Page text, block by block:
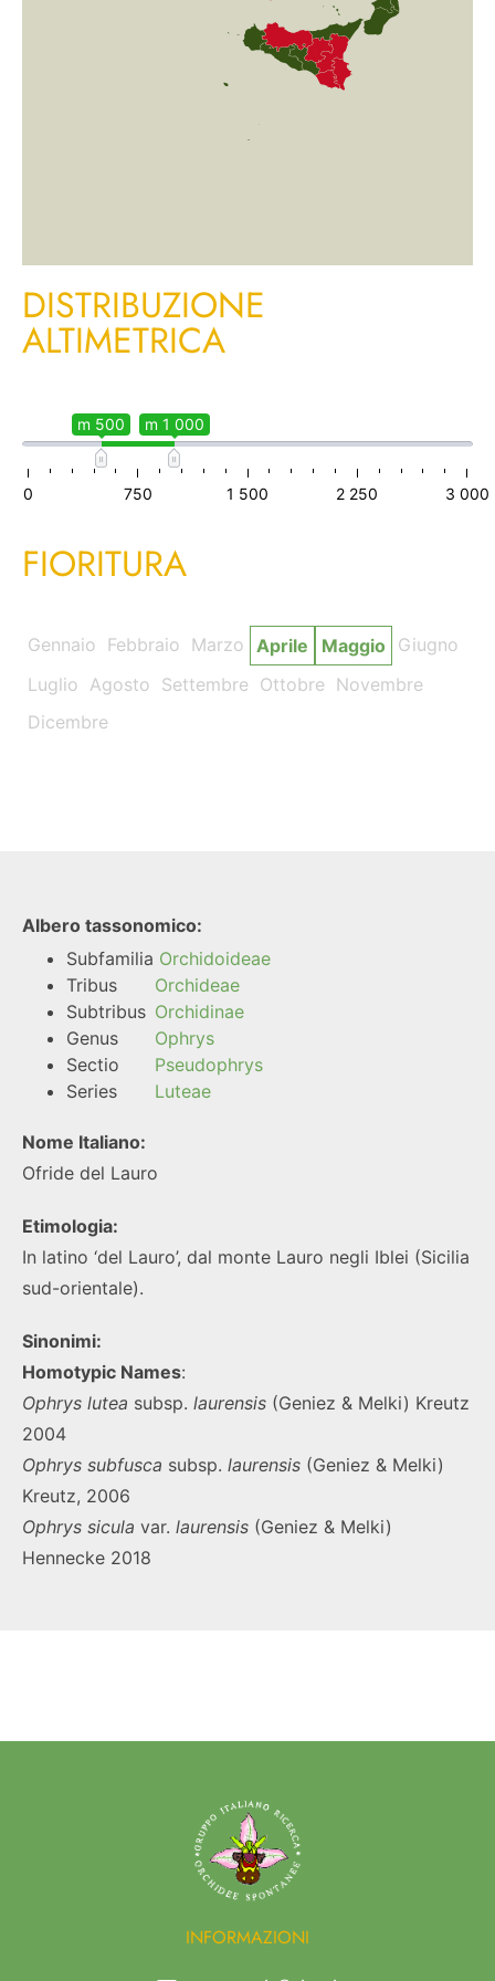
Albero tassonomico:
Subfamilia Orchidoideae
Tribus
Orchideae
Subtribus Orchidinae
Genus
Ophrys
Sectio
Pseudophrys
Series
Luteae
Nome Italiano:
Ofride del Lauro
Etimologia:
In latino ‘del Lauro’, dal monte Lauro negli Iblei (Sicilia
sud-orientale).
Sinonimi:
Homotypic Names:
Ophrys lutea subsp. laurensis (Geniez & Melki) Kreutz
2004
Ophrys subfusca subsp. laurensis (Geniez & Melki)
Kreutz, 2006
Ophrys sicula var. laurensis (Geniez & Melki)
Hennecke 2018
DISTRIBUZIONE
ALTIMETRICA
m 500 m 1 000
0 750 1 500 2 250 3 000
FIORITURA
Gennaio Febbraio Marzo Aprile Maggio
Giugno
Luglio Agosto Settembre Ottobre Novembre
Dicembre
INFORMAZIONI